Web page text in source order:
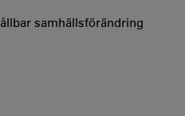
samhällsförändring